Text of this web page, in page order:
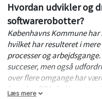
driften i takt med at antallet
derudover klogere på,
Norlys som
fremtiden ser ud.
Hvordan udvikler og
softwarerobotter?
Københavns Kommune har
hvilket har resulteret i
processer og
succeser, men også
over flere omgange har
hvordan RPA skal benyttes
Læs mere